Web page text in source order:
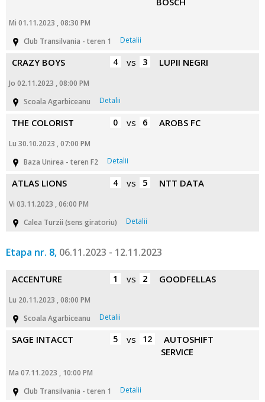
Mi 01.11.2023 , 08:30 PM
Club Transilvania - teren 1
Detalii
CRAZY BOYS 4 vs 3 LUPII NEGRI
Jo 02.11.2023 , 08:00 PM
Scoala Agarbiceanu
Detalii
THE COLORIST 0 vs 6 AROBS FC
Lu 30.10.2023 , 07:00 PM
Baza Unirea - teren F2
Detalii
ATLAS LIONS 4 vs 5 NTT DATA
Vi 03.11.2023 , 06:00 PM
Calea Turzii (sens giratoriu)
Detalii
Etapa nr. 8, 06.11.2023 - 12.11.2023
ACCENTURE 1 vs 2 GOODFELLAS
Lu 20.11.2023 , 08:00 PM
Scoala Agarbiceanu
Detalii
SAGE INTACCT 5 vs 12
AUTOSHIFT
SERVICE
Ma 07.11.2023 , 10:00 PM
Club Transilvania - teren 1
Detalii